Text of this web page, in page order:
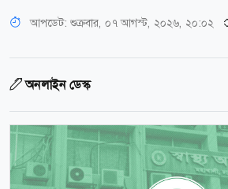
আপডেট: শুক্রবার, ০৭ আগস্ট, ২০২৬, ২০:০২
অনলাইন ডেস্ক